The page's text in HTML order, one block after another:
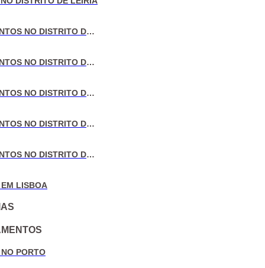
VENDA DE APARTAMENTOS NO DISTRITO DE LISBOA
VENDA DE APARTAMENTOS NO DISTRITO DO PORTO
VENDA DE APARTAMENTOS NO DISTRITO DE AVEIRO
VENDA DE APARTAMENTOS NO DISTRITO DE COIMBRA
VENDA DE APARTAMENTOS NO DISTRITO DE LEIRIA
LISBOA
PORTO